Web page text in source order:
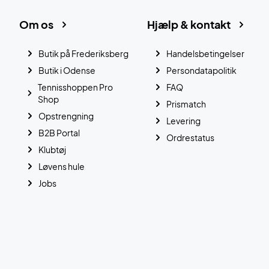
Hjælp & kontakt
Handelsbetingelser
Persondatapolitik
FAQ
Prismatch
Levering
Ordrestatus
Om os
Butik på Frederiksberg
Butik i Odense
Tennisshoppen Pro
Shop
Opstrengning
B2B Portal
Klubtøj
Løvens hule
Jobs